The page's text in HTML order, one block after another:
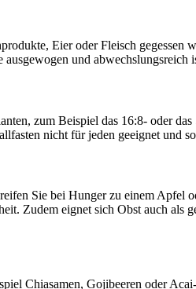
Eier oder Fleisch gegessen
und abwechslungsreich
zum Beispiel das 16:8- oder
nicht für jeden geeignet und
Sie bei Hunger zu einem Apfel
Zudem eignet sich Obst auch als
Chiasamen, Gojibeeren oder